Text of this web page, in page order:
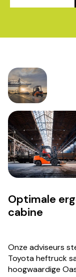
Optimale
cabine
Onze adviseurs
Toyota heftruck
hoogwaardige